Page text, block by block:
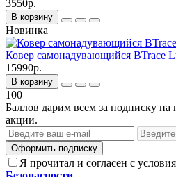
3550р.
В корзину
Новинка
Ковер самонадувающийся BTrace
15990р.
В корзину
100
Баллов дарим всем за подписку
акции.
Оформить подписку
Я прочитал и согласен с